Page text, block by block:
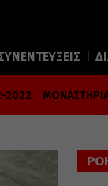
2022